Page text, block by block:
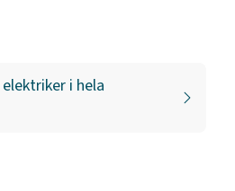
elektriker i hela